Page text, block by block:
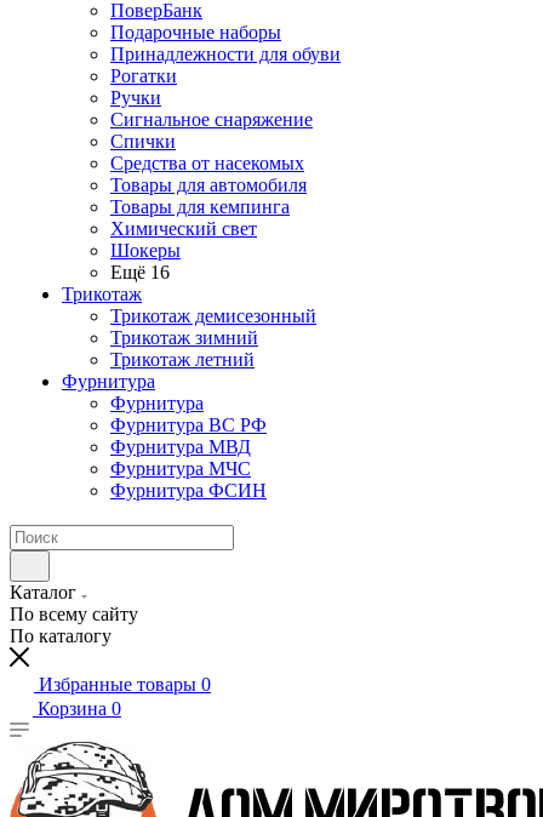
ПоверБанк
Подарочные наборы
Принадлежности для обуви
Рогатки
Ручки
Сигнальное снаряжение
Спички
Средства от насекомых
Товары для автомобиля
Товары для кемпинга
Химический свет
Шокеры
Ещё 16
Трикотаж
Трикотаж демисезонный
Трикотаж зимний
Трикотаж летний
Фурнитура
Фурнитура
Фурнитура ВС РФ
Фурнитура МВД
Фурнитура МЧС
Фурнитура ФСИН
Каталог
По всему сайту
По каталогу
Избранные товары 0
Корзина 0